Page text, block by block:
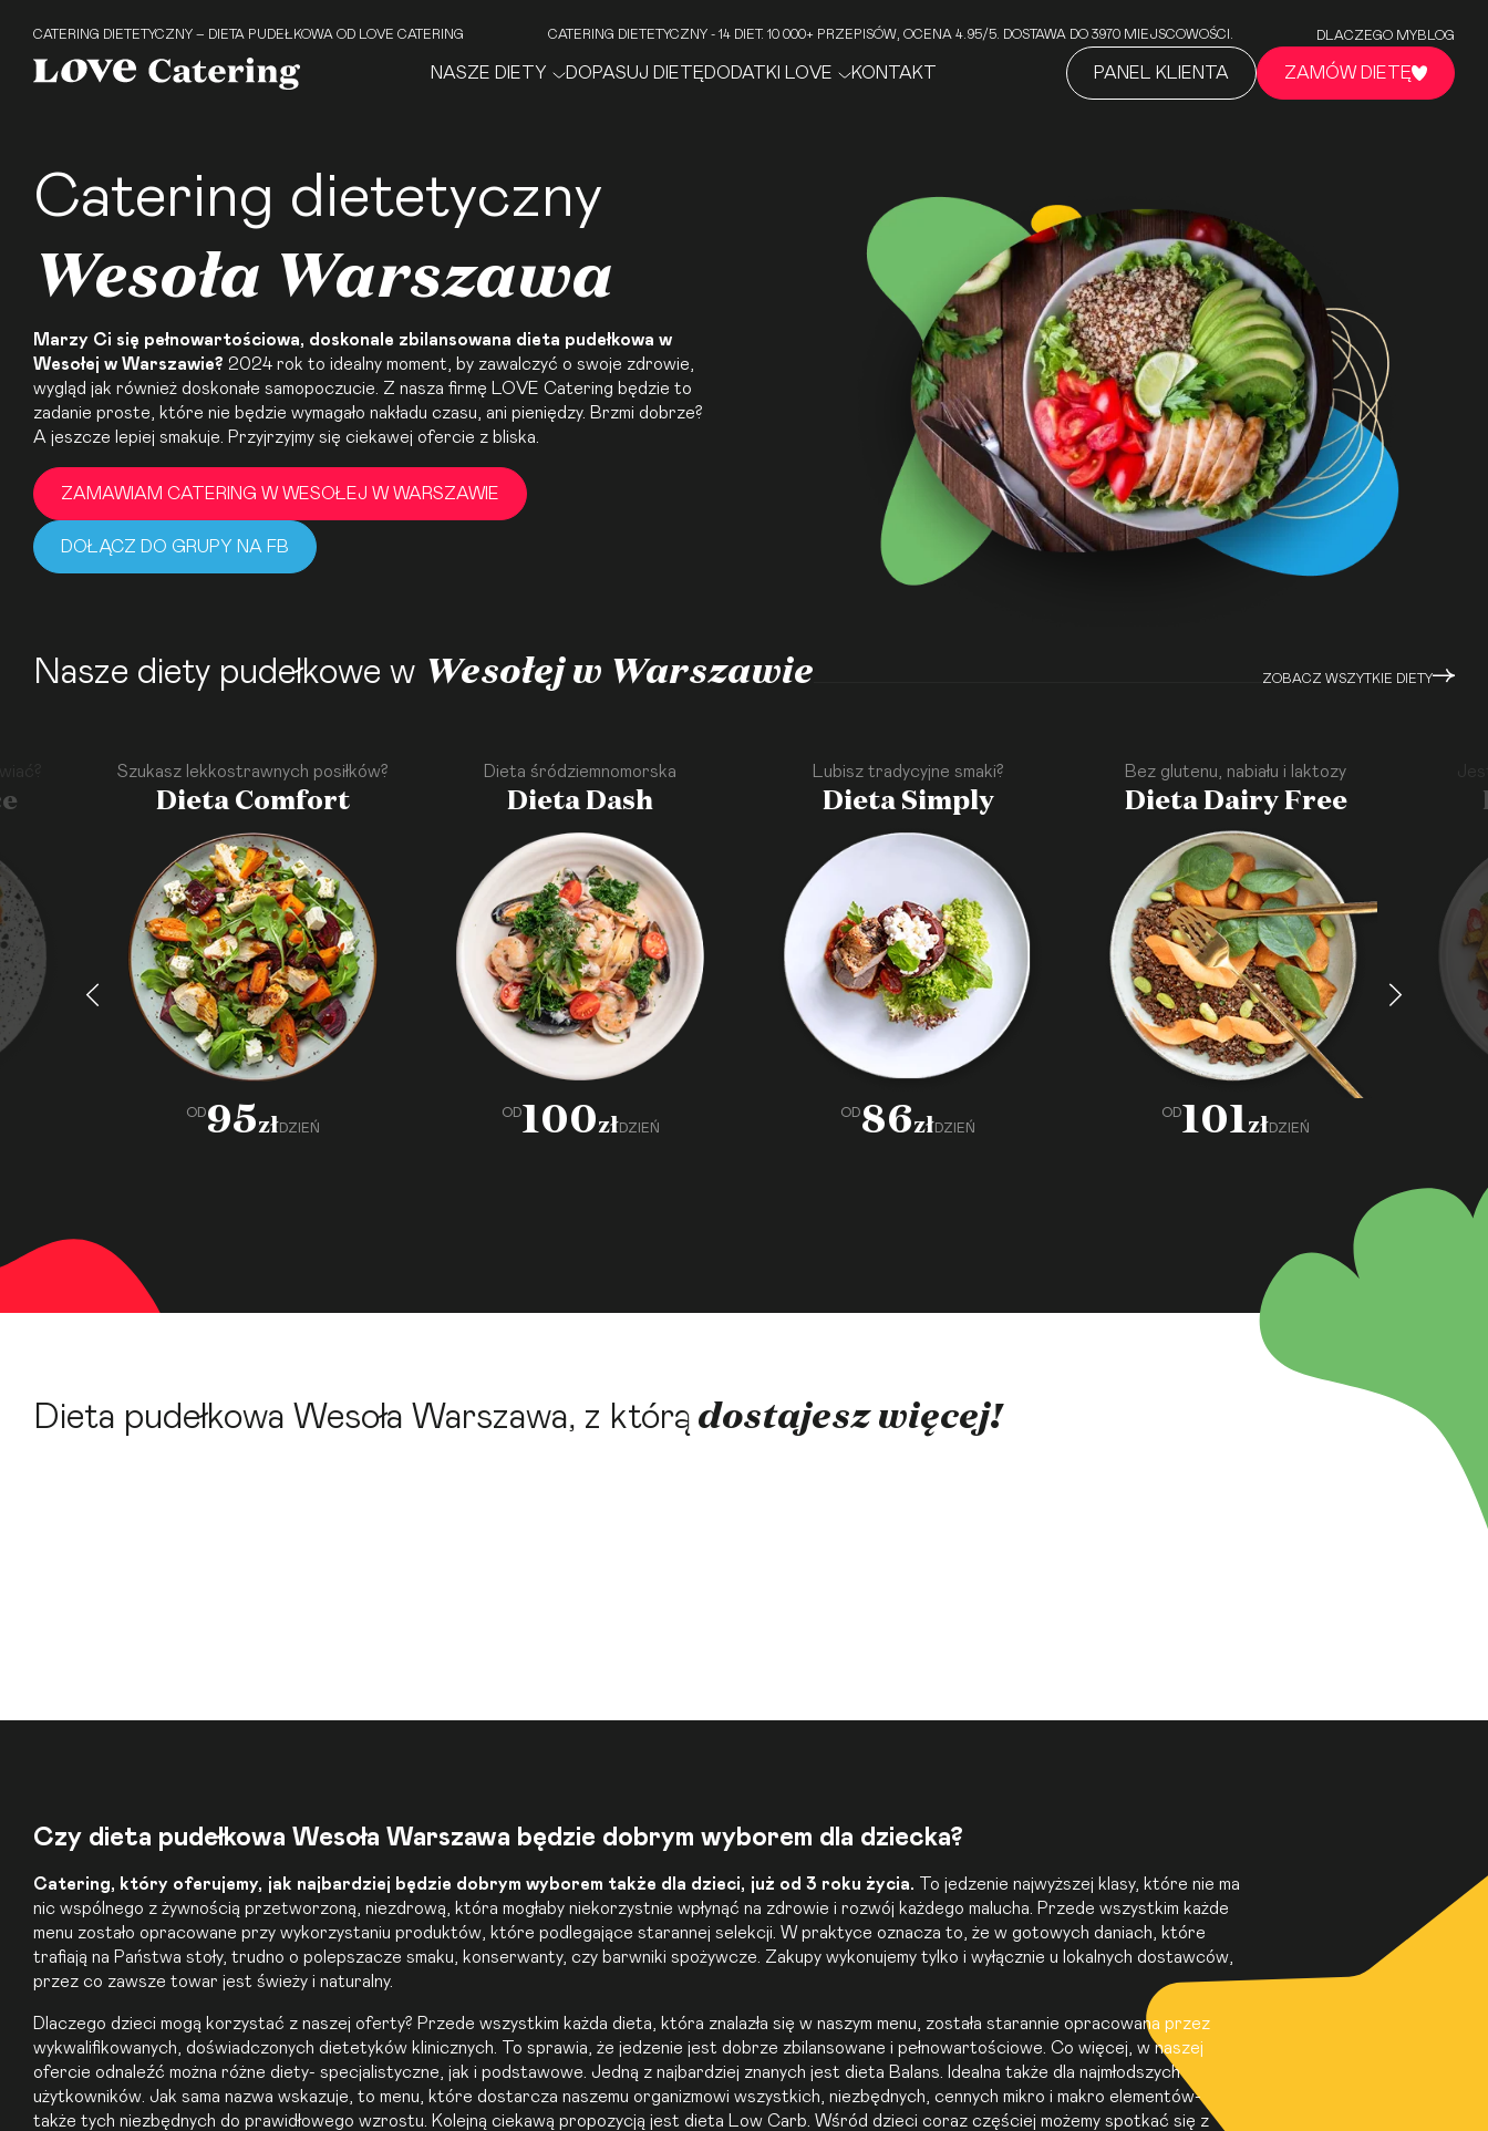
CATERING DIETETYCZNY – DIETA PUDEŁKOWA OD LOVE CATERING CATERING DIETETYCZNY - 14 DIET. 10 000+ PRZEPISÓW, OCENA 4.95/5. DOSTAWA DO 3970 MIEJSCOWOŚCI. DLACZEGO MYBLOG
NASZE DIETY DOPASUJ DIETĘ DODATKI LOVE KONTAKT PANEL KLIENTA ZAMÓW DIETĘ
Catering dietetyczny
Wesoła Warszawa
Marzy Ci się pełnowartościowa, doskonale zbilansowana dieta pudełkowa w
Wesołej w Warszawie? 2024 rok to idealny moment, by zawalczyć o swoje zdrowie,
wygląd jak również doskonałe samopoczucie. Z nasza firmę LOVE Catering będzie to
zadanie proste, które nie będzie wymagało nakładu czasu, ani pieniędzy. Brzmi dobrze?
A jeszcze lepiej smakuje. Przyjrzyjmy się ciekawej ofercie z bliska.
ZAMAWIAM CATERING W WESOŁEJ W WARSZAWIE
DOŁĄCZ DO GRUPY NA FB
Nasze diety pudełkowe w Wesołej w Warszawie ZOBACZ WSZYTKIE DIETY
·
Szukasz lekkostrawnych posiłków?
Dieta Comfort
OD95zł DZIEŃ
Dieta śródziemnomorska
Dieta Dash
OD100zł DZIEŃ
Lubisz tradycyjne smaki?
Dieta Simply
·
OD86złDZIEŃ
Bez glutenu, nabiału i laktozy
Dieta Dairy Free
OD101złDZIEŃ
Dieta pudełkowa Wesoła Warszawa, z którą dostajesz więcej!
Czy dieta pudełkowa Wesoła Warszawa będzie dobrym wyborem dla dziecka?
Catering, który oferujemy, jak najbardziej będzie dobrym wyborem także dla dzieci, już od 3 roku życia. To jedzenie najwyższej klasy, które nie ma
nic wspólnego z żywnością przetworzoną, niezdrową, która mogłaby niekorzystnie wpłynąć na zdrowie i rozwój każdego malucha. Przede wszystkim każde
menu zostało opracowane przy wykorzystaniu produktów, które podlegające starannej selekcji. W praktyce oznacza to, że w gotowych daniach, które
trafiają na Państwa stoły, trudno o polepszacze smaku, konserwanty, czy barwniki spożywcze. Zakupy wykonujemy tylko i wyłącznie u lokalnych dostawców,
przez co zawsze towar jest świeży i naturalny.
Dlaczego dzieci mogą korzystać z naszej oferty? Przede wszystkim każda dieta, która znalazła się w naszym menu, została starannie opracowana przez
wykwalifikowanych, doświadczonych dietetyków klinicznych. To sprawia, że jedzenie jest dobrze zbilansowane i pełnowartościowe. Co więcej, w naszej
ofercie odnaleźć można różne diety- specjalistyczne, jak i podstawowe. Jedną z najbardziej znanych jest dieta Balans. Idealna także dla najmłodszych
użytkowników. Jak sama nazwa wskazuje, to menu, które dostarcza naszemu organizmowi wszystkich, niezbędnych, cennych mikro i makro elementów-
także tych niezbędnych do prawidłowego wzrostu. Kolejną ciekawą propozycją jest dieta Low Carb . Wśród dzieci coraz częściej możemy spotkać się z